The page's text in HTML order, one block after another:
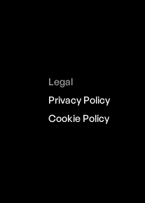
Legal
Privacy Policy
Cookie Policy